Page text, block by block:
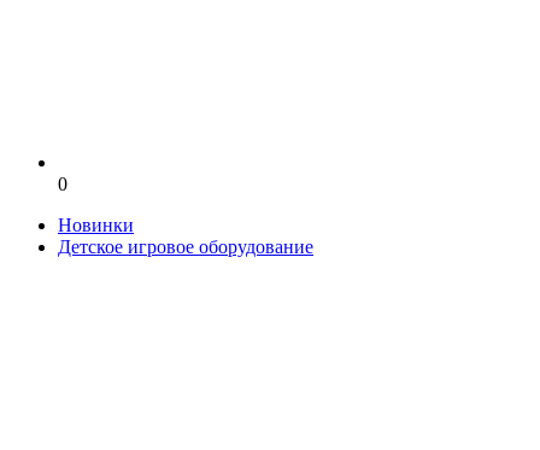
0
Новинки
Детское игровое оборудование